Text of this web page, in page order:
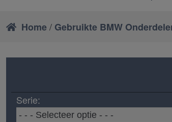
Home/ Gebruikte BMW
Serie: